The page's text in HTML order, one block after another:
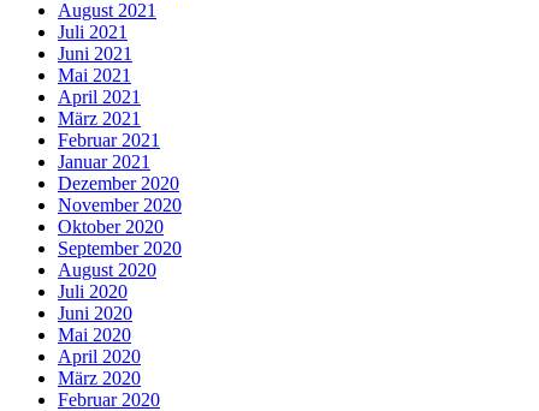
August 2021
Juli 2021
Juni 2021
Mai 2021
April 2021
März 2021
Februar 2021
Januar 2021
Dezember 2020
November 2020
Oktober 2020
September 2020
August 2020
Juli 2020
Juni 2020
Mai 2020
April 2020
März 2020
Februar 2020